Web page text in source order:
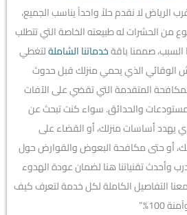
لا نقدم حلاً واحداً يناسب الجميع،
من الحشرات له طبيعته الخاصة التي تتطلب
صممنا باقةخدماتنا الشاملةلتغطي
الوقائي الذي يحمي منزلك قبل حدوث
المتقدمة التي تقضي على الآفات
والحدائق. سواء كنت تبحث عن
يهدد أساسات منزلك، أو القضاء على
أو حتى مكافحة البعوض والقوارض حول
وأحدث تقنياتنا هنا لضمان عودة الهدوء
التفاصيل الكاملة لكل خدمة لتعرف كيف